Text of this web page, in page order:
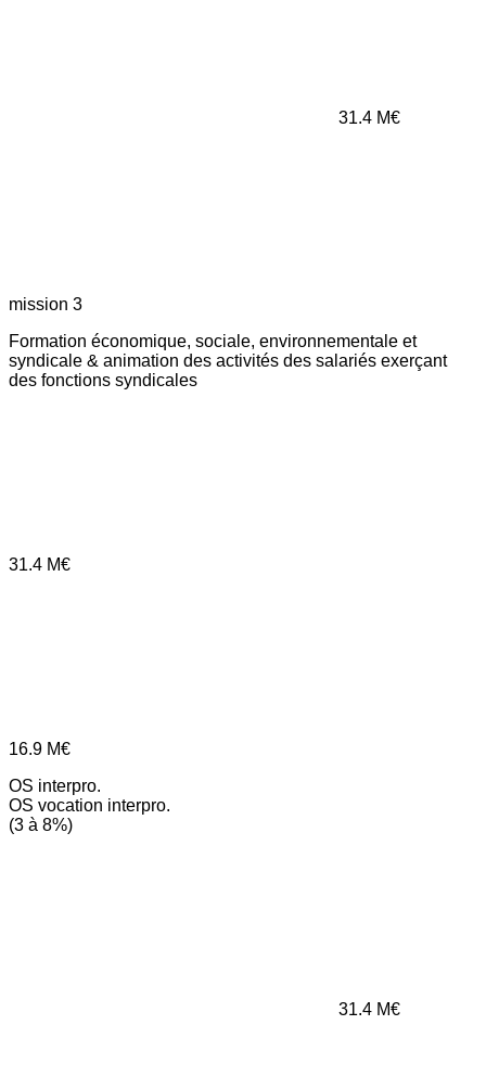
31.4 M€
mission 3
Formation économique, sociale, environnementale et
syndicale & animation des activités des salariés exerçant
des fonctions syndicales
31.4 M€
16.9 M€
OS interpro.
OS vocation interpro.
(3 à 8%)
31.4 M€